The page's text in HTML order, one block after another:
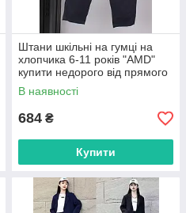
Штани шкільні на гумці на
хлопчика 6-11 років "AMD"
купити недорого від прямого
постачальника
В наявності
684 ₴
Купити